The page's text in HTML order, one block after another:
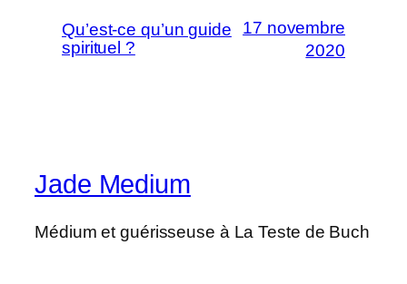
Qu’est-ce qu’un guide
spirituel ?
17 novembre
2020
Jade Medium
Médium et guérisseuse à La Teste de Buch